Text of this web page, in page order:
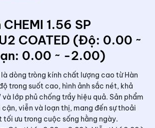
1.56 SP
COATED (Độ: 0.00 ~
0.00 ~ -2.00)
là dòng tròng kính chất lượng cao từ Hàn
trong suốt cao, hình ảnh sắc nét, khả
lớp phủ chống trầy hiệu quả. Sản phẩm
cận, viễn và loạn thị, mang đến sự thoải
tối ưu trong cuộc sống hằng ngày.